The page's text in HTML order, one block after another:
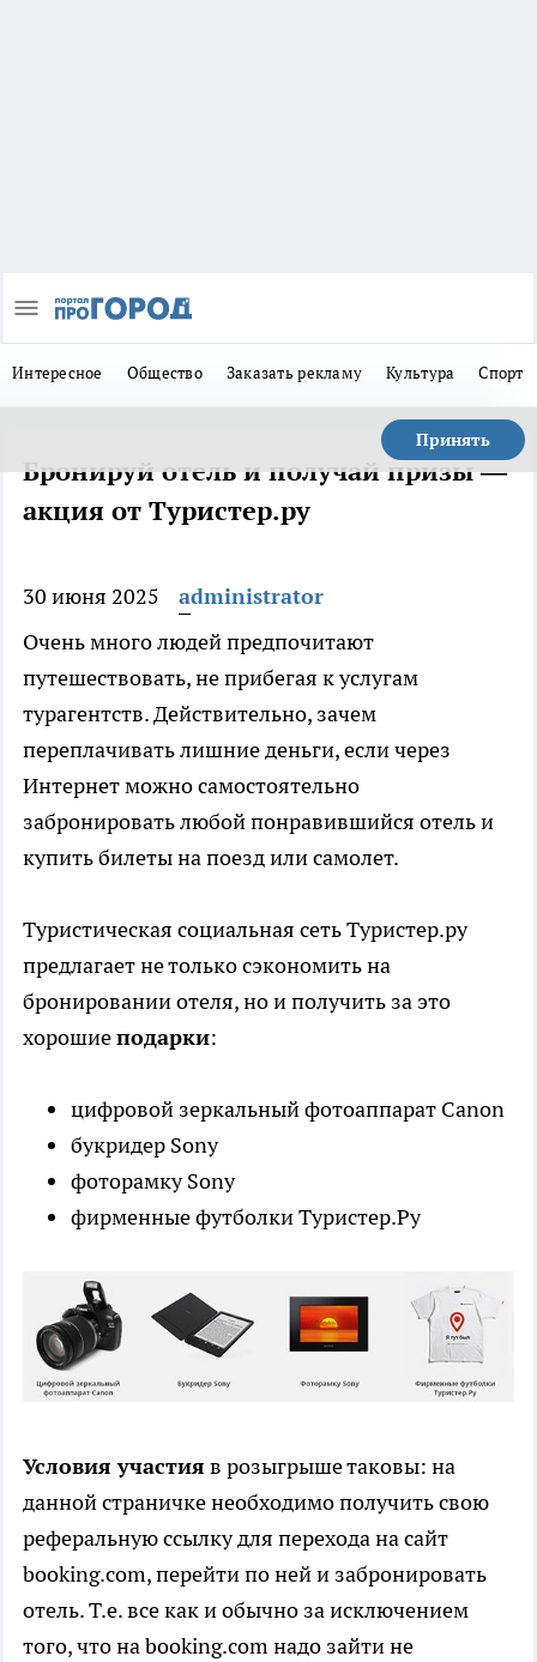
Интересное Общество Заказать рекламу Культура Спорт
Принять
Бронируй отель и получай призы —
акция от Туристер.ру
30 июня 2025
administrator
Очень много людей предпочитают
путешествовать, не прибегая к услугам
турагентств. Действительно, зачем
переплачивать лишние деньги, если через
Интернет можно самостоятельно
забронировать любой понравившийся отель и
купить билеты на поезд или самолет.
Туристическая социальная сеть Туристер.ру
предлагает не только сэкономить на
бронировании отеля, но и получить за это
хорошиеподарки:
цифровой зеркальный фотоаппарат Canon
букридер Sony
фоторамку Sony
фирменные футболки Туристер.Ру
Условия участия в розыгрыше таковы: на
данной страничке необходимо получить свою
реферальную ссылку для перехода на сайт
booking.com, перейти по ней и забронировать
отель. Т.е. все как и обычно за исключением
того, что на booking.com надо зайти не